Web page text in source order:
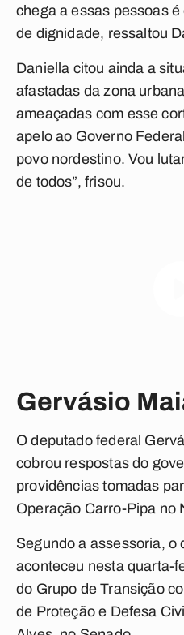
chega a essas pessoas
de dignidade, ressaltou
Daniella citou ainda a
afastadas da zona
ameaçadas com esse
apelo ao Governo
povo nordestino. Vou
de todos”, frisou.
Gervásio
O deputado federal
cobrou respostas do
providências tomadas
Operação Carro-Pipa no
Segundo a assessoria, o
aconteceu nesta quarta-
do Grupo de Transição
de Proteção e Defesa